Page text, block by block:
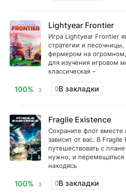
Lightyear Frontier
Игра Lightyear Frontier
стратегии и песочницы,
фермером на
для изучения игровом
классическая –
100% 3 В закладки
Fragile Existence
Сохраните флот вместе
зависит от вас. В
путешествовать с
нужно, и
находясь
100% 3 В закладки